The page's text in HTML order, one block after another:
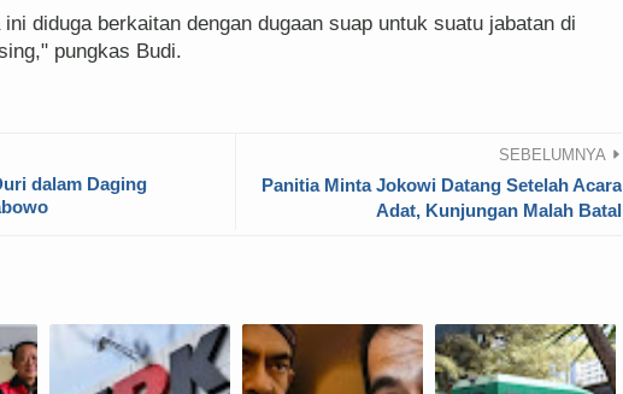
diduga berkaitan dengan dugaan suap untuk suatu jabatan di
pungkas Budi.
dalam Daging
SEBELUMNYA
Panitia Minta Jokowi Datang Setelah Acara
Adat, Kunjungan Malah Batal